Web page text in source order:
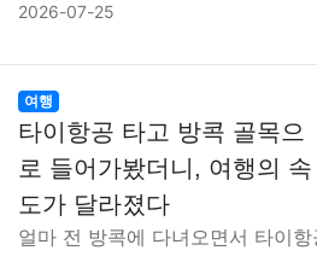
2026-07-25
여행
타이항공 타고 방콕 골목으
로 들어가봤더니, 여행의 속
도가 달라졌다
얼마 전 방콕에 다녀오면서 타이